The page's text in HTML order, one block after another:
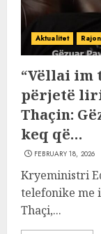
Aktualitet Rajon
“Vëllai im
përjetë
Thaçin:
keq që…
FEBRUARY 18, 2026
Kryeministri
telefonike me
Thaçi,...